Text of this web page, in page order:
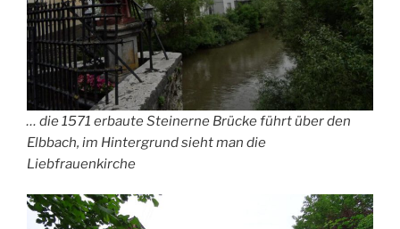
… die 1571 erbaute Steinerne Brücke führt über den
Elbbach, im Hintergrund sieht man die
Liebfrauenkirche